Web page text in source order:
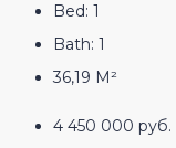
Bed: 1
Bath: 1
36,19 М²
4 450 000 руб.